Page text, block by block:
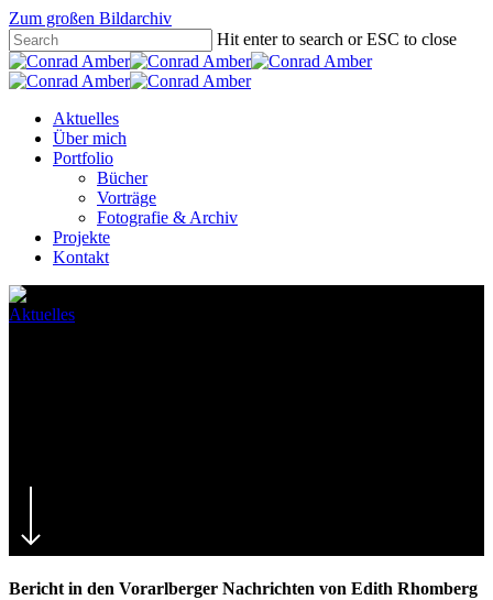
Zum großen Bildarchiv
Hit enter to search or ESC to close
Aktuelles
Über mich
Portfolio
Bücher
Vorträge
Fotografie & Archiv
Projekte
Kontakt
Aktuelles
Bericht in den Vorarlberger Nachrichten von Edith Rhomberg